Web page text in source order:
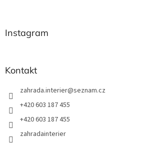
Instagram
Kontakt
zahrada.interier@seznam.cz
+420 603 187 455
+420 603 187 455
zahradainterier